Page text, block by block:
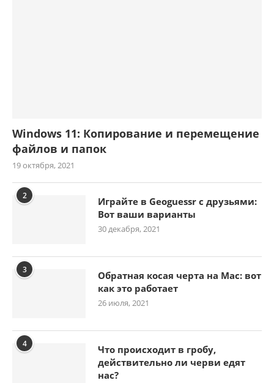
Windows 11: Копирование и перемещение
файлов и папок
19 октября, 2021
2
Играйте в Geoguessr с друзьями:
Вот ваши варианты
30 декабря, 2021
3
Обратная косая черта на Mac: вот
как это работает
26 июля, 2021
4
Что происходит в гробу,
действительно ли черви едят
нас?